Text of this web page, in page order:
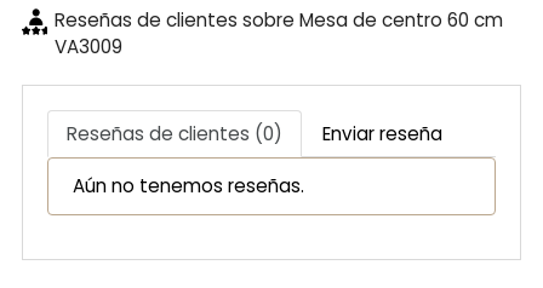
Reseñas de clientes sobre Mesa de centro 60 cm
VA3009
Reseñas de clientes (0) Enviar reseña
Aún no tenemos reseñas.